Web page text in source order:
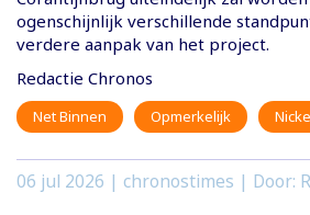
ogenschijnlijk verschillende
verdere aanpak van het project.
Redactie Chronos
Net Binnen Opmerkelijk
06 jul 2026 | chronostimes | Door: